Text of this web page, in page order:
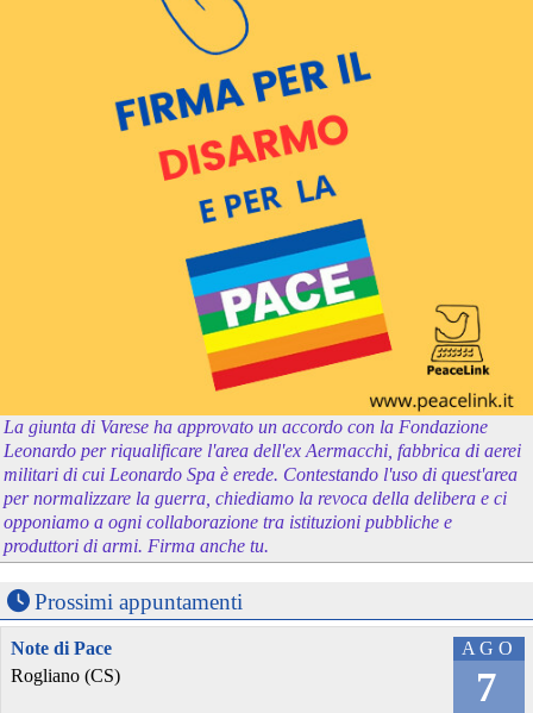
La giunta di Varese ha approvato un accordo con la Fondazione
Leonardo per riqualificare l'area dell'ex Aermacchi, fabbrica di aerei
militari di cui Leonardo Spa è erede. Contestando l'uso di quest'area
per normalizzare la guerra, chiediamo la revoca della delibera e ci
opponiamo a ogni collaborazione tra istituzioni pubbliche e
produttori di armi. Firma anche tu.
Prossimi appuntamenti
AGO
7
Note di Pace
Rogliano (CS)